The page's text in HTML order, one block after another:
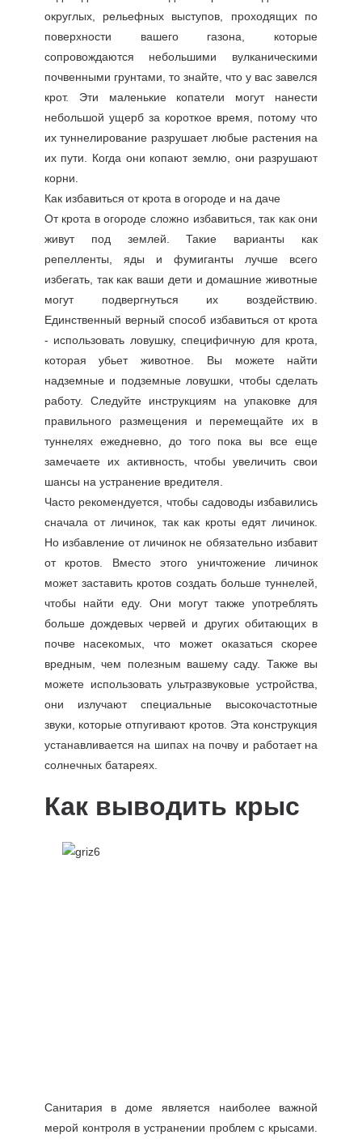
округлых, рельефных выступов, проходящих по
поверхности вашего газона, которые
сопровождаются небольшими вулканическими
почвенными грунтами, то знайте, что у вас завелся
крот. Эти маленькие копатели могут нанести
небольшой ущерб за короткое время, потому что
их туннелирование разрушает любые растения на
их пути. Когда они копают землю, они разрушают
корни.
Как избавиться от крота в огороде и на даче
От крота в огороде сложно избавиться, так как они
живут под землей. Такие варианты как
репелленты, яды и фумиганты лучше всего
избегать, так как ваши дети и домашние животные
могут подвергнуться их воздействию.
Единственный верный способ избавиться от крота
- использовать ловушку, специфичную для крота,
которая убьет животное. Вы можете найти
надземные и подземные ловушки, чтобы сделать
работу. Следуйте инструкциям на упаковке для
правильного размещения и перемещайте их в
туннелях ежедневно, до того пока вы все еще
замечаете их активность, чтобы увеличить свои
шансы на устранение вредителя.
Часто рекомендуется, чтобы садоводы избавились
сначала от личинок, так как кроты едят личинок.
Но избавление от личинок не обязательно избавит
от кротов. Вместо этого уничтожение личинок
может заставить кротов создать больше туннелей,
чтобы найти еду. Они могут также употреблять
больше дождевых червей и других обитающих в
почве насекомых, что может оказаться скорее
вредным, чем полезным вашему саду. Также вы
можете использовать ультразвуковые устройства,
они излучают специальные высокочастотные
звуки, которые отпугивают кротов. Эта конструкция
устанавливается на шипах на почву и работает на
солнечных батареях.
Как выводить крыс
Санитария в доме является наиболее важной
мерой контроля в устранении проблем с крысами.